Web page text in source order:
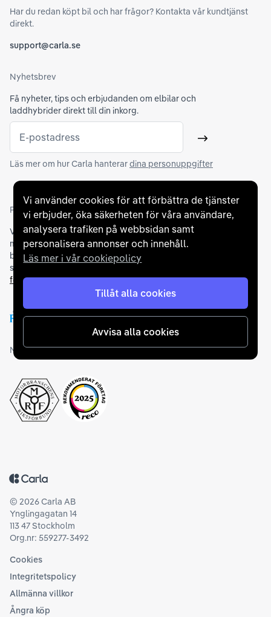
Vi använder cookies för att förbättra de tjänster
vi erbjuder, öka säkerheten för våra användare,
analysera trafiken på webbsidan samt
personalisera annonser och innehåll.
Läs mer i vår cookiepolicy
Tillåt alla cookies
Avvisa alla cookies
Har du redan köpt bil och har frågor? Kontakta vår kundtjänst
direkt.
support@carla.se
Nyhetsbrev
Få nyheter, tips och erbjudanden om elbilar och
laddhybrider direkt till din inkorg.
E-postadress Skicka
Läs mer om hur Carla hanterardina personuppgifter
Partners och betallösningar
Vi samarbetar med flertalet banker för att erbjuda dig bästa
möjliga finansieringslösning och stödjer en rad olika
betalningsmetoder. För att du ska känna dig trygg vid ditt köp
samarbetar vi med Folksam och AutoConcept gällande
försäkringar och garantier.
Medlemskap och utmärkelser
Tillbaka till startsidan
© 2026Carla AB
Ynglingagatan 14
113 47 Stockholm
Org.nr: 559277-3492
Cookies
Integritetspolicy
Allmänna villkor
Ångra köp